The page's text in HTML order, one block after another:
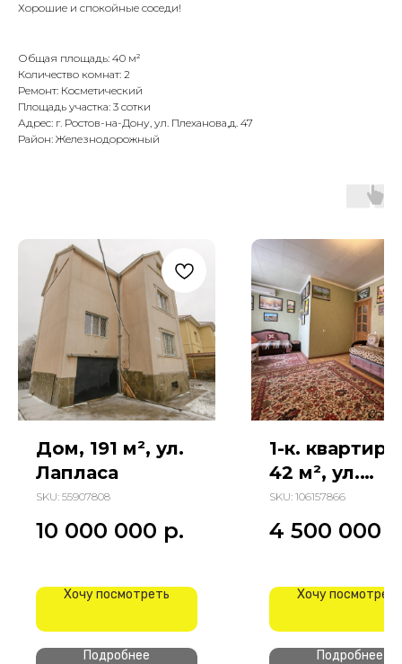
Хорошие и спокойные соседи!
Общая площадь: 40 м²
Количество комнат: 2
Ремонт: Косметический
Площадь участка: 3 сотки
Адрес: г. Ростов-на-Дону, ул. Плеханова,д. 47
Район: Железнодорожный
Дом, 191 м², ул.
Лапласа
SKU: 55907808
10 000 000 р.
Хочу посмотреть
Подробнее
1-к. квартира,
42 м², ул.
SKU: 106157866
4 500 000
Хочу посмотреть
Подробнее